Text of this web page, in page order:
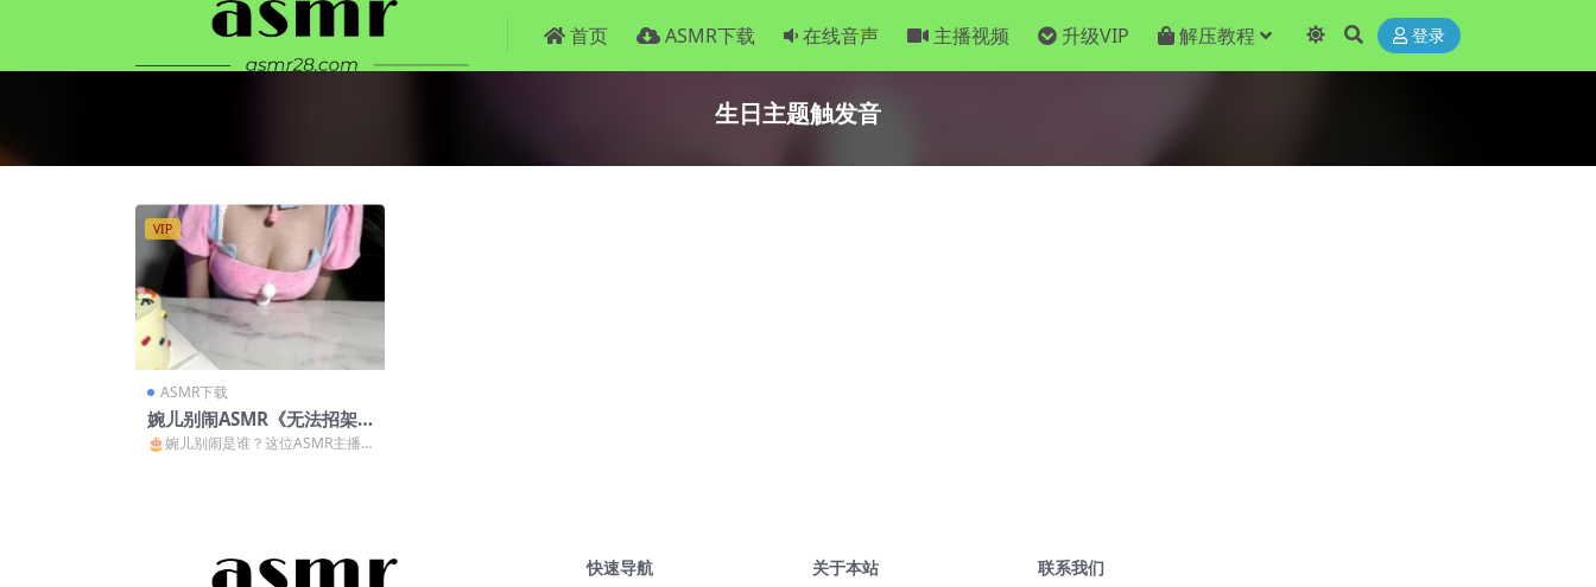
首页 ASMR下载 在线音声 主播视频 升级VIP 解压教程 登录
生日主题触发音
VIP
ASMR下载
婉儿别闹ASMR《无法招架
的生日惊喜》温柔治愈系生
🎂婉儿别闹是谁？这位ASMR主播
快速导航
关于本站
联系我们